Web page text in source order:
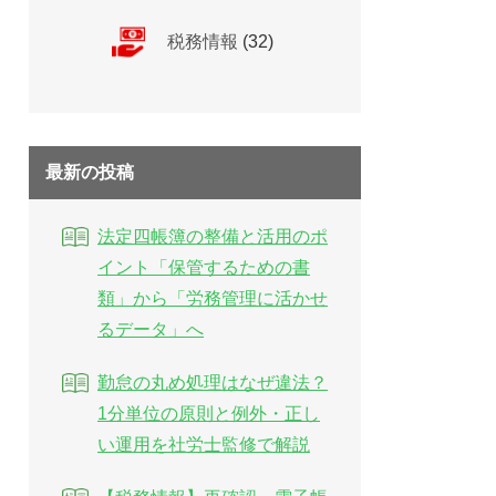
税務情報 (32)
最新の投稿
法定四帳簿の整備と活用のポ
イント「保管するための書
類」から「労務管理に活かせ
るデータ」へ
勤怠の丸め処理はなぜ違法？
1分単位の原則と例外・正し
い運用を社労士監修で解説